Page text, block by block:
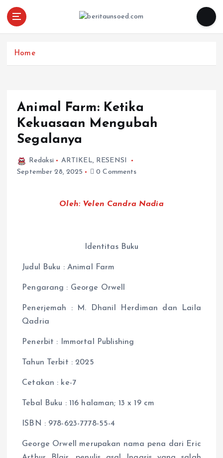
Home
Animal Farm: Ketika
Kekuasaan Mengubah
Segalanya
Redaksi ARTIKEL, RESENSI
September 28, 2025
0 Comments
Oleh: Velen Candra Nadia
Identitas Buku
Judul Buku : Animal Farm
Pengarang : George Orwell
Penerjemah : M. Dhanil Herdiman dan Laila
Qadria
Penerbit : Immortal Publishing
Tahun Terbit : 2025
Cetakan : ke-7
Tebal Buku : 116 halaman; 13 x 19 cm
ISBN : 978-623-7778-55-4
George Orwell merupakan nama pena dari Eric